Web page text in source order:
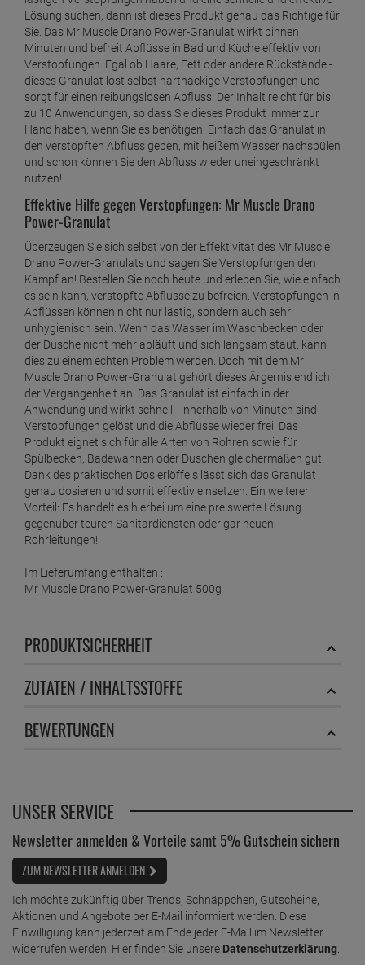
Lösung suchen, dann ist dieses Produkt genau das Richtige für
Sie. Das Mr Muscle Drano Power-Granulat wirkt binnen
Minuten und befreit Abflüsse in Bad und Küche effektiv von
Verstopfungen. Egal ob Haare, Fett oder andere Rückstände -
dieses Granulat löst selbst hartnäckige Verstopfungen und
sorgt für einen reibungslosen Abfluss. Der Inhalt reicht für bis
zu 10 Anwendungen, so dass Sie dieses Produkt immer zur
Hand haben, wenn Sie es benötigen. Einfach das Granulat in
den verstopften Abfluss geben, mit heißem Wasser nachspülen
und schon können Sie den Abfluss wieder uneingeschränkt
nutzen!
Effektive Hilfe gegen Verstopfungen: Mr Muscle Drano
Power-Granulat
Überzeugen Sie sich selbst von der Effektivität des Mr Muscle
Drano Power-Granulats und sagen Sie Verstopfungen den
Kampf an! Bestellen Sie noch heute und erleben Sie, wie einfach
es sein kann, verstopfte Abflüsse zu befreien. Verstopfungen in
Abflüssen können nicht nur lästig, sondern auch sehr
unhygienisch sein. Wenn das Wasser im Waschbecken oder
der Dusche nicht mehr abläuft und sich langsam staut, kann
dies zu einem echten Problem werden. Doch mit dem Mr
Muscle Drano Power-Granulat gehört dieses Ärgernis endlich
der Vergangenheit an. Das Granulat ist einfach in der
Anwendung und wirkt schnell - innerhalb von Minuten sind
Verstopfungen gelöst und die Abflüsse wieder frei. Das
Produkt eignet sich für alle Arten von Rohren sowie für
Spülbecken, Badewannen oder Duschen gleichermaßen gut.
Dank des praktischen Dosierlöffels lässt sich das Granulat
genau dosieren und somit effektiv einsetzen. Ein weiterer
Vorteil: Es handelt es hierbei um eine preiswerte Lösung
gegenüber teuren Sanitärdiensten oder gar neuen
Rohrleitungen!
Im Lieferumfang enthalten :
Mr Muscle Drano Power-Granulat 500g
PRODUKTSICHERHEIT
ZUTATEN / INHALTSSTOFFE
BEWERTUNGEN
UNSER SERVICE
Newsletter anmelden & Vorteile samt 5% Gutschein sichern
ZUM NEWSLETTER ANMELDEN
Ich möchte zukünftig über Trends, Schnäppchen, Gutscheine,
Aktionen und Angebote per E-Mail informiert werden. Diese
Einwilligung kann jederzeit am Ende jeder E-Mail im Newsletter
widerrufen werden. Hier finden Sie unsere Datenschutzerklärung